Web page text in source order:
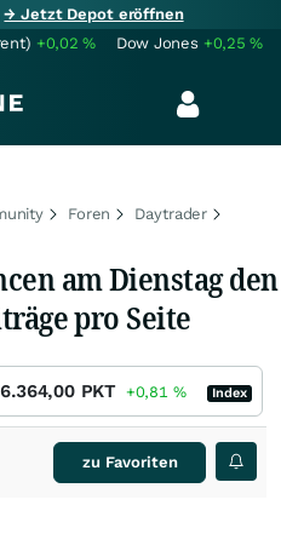
→ Jetzt Depot eröffnen
+0,02% Dow Jones +0,25%
Foren
Daytrader
am Dienstag den
pro Seite
PKT +0,81 % Index
zu Favoriten